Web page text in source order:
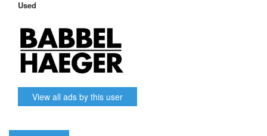
Used
View all ads by this user